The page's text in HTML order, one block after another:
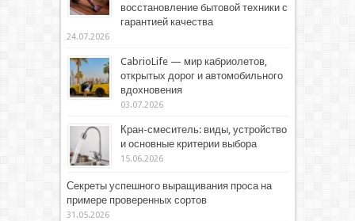
восстановление бытовой техники с
гарантией качества
24.07.2026
CabrioLife — мир кабриолетов,
открытых дорог и автомобильного
вдохновения
03.07.2026
Кран-смеситель: виды, устройство
и основные критерии выбора
15.06.2026
Секреты успешного выращивания проса на
примере проверенных сортов
31.05.2026